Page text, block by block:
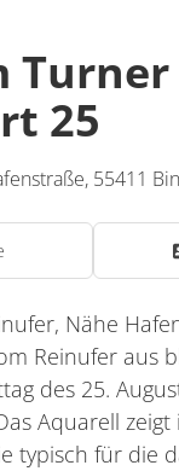
Turner
25
, 55411
Nähe
Reinufer aus
des 25.
Aquarell
typisch für die